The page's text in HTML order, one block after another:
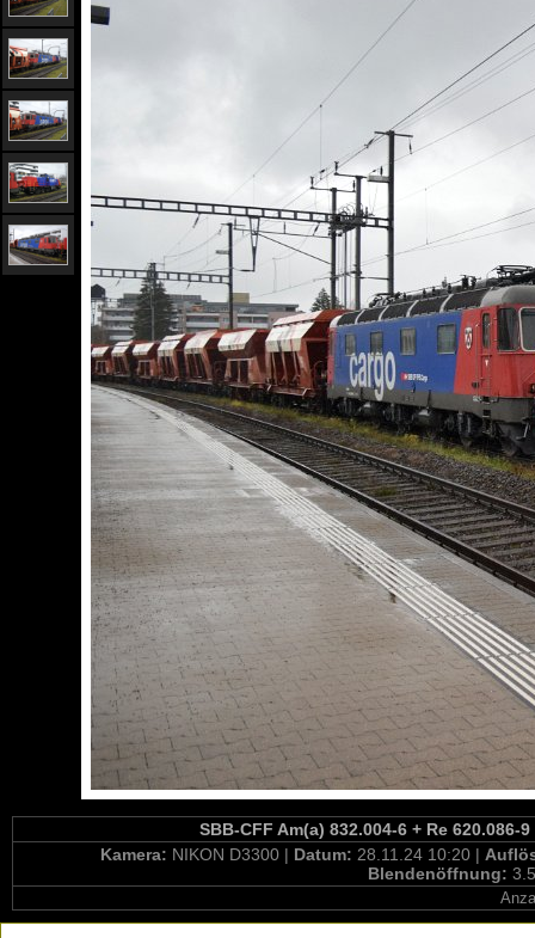
SBB-CFF Am(a) 832.004-6 + Re
Kamera: NIKON D3300 | Datum: 28.11.24 10:20 |
Blendenöffnung: